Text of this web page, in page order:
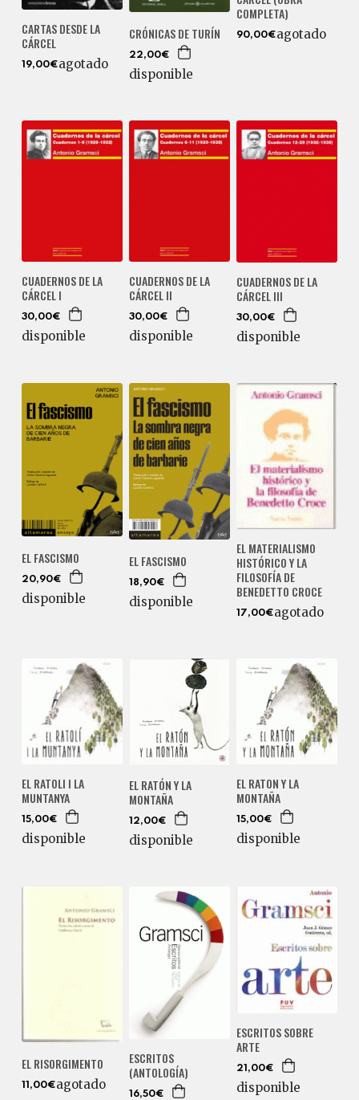
CARTAS DESDE LA
CÁRCEL
19,00€agotado
CRÓNICAS DE TURÍN
22,00€
disponible
COMPLETA)
90,00€agotado
CUADERNOS DE LA
CÁRCEL I
30,00€
disponible
CUADERNOS DE LA
CÁRCEL II
30,00€
disponible
CUADERNOS DE LA
CÁRCEL III
30,00€
disponible
EL FASCISMO
20,90€
disponible
EL FASCISMO
18,90€
disponible
EL MATERIALISMO
HISTÓRICO Y LA
FILOSOFÍA DE
BENEDETTO CROCE
17,00€agotado
EL RATOLI I LA
MUNTANYA
15,00€
disponible
EL RATÓN Y LA
MONTAÑA
12,00€
disponible
EL RATON Y LA
MONTAÑA
15,00€
disponible
EL RISORGIMENTO
11,00€agotado
ESCRITOS
(ANTOLOGÍA)
16,50€
ESCRITOS SOBRE
ARTE
21,00€
disponible